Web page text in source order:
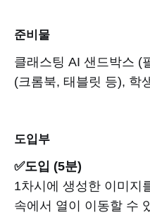
준비물
클래스팅 AI 샌드박스 (
(크롬북, 태블릿 등), 학
도입부
✅도입 (5분)
1차시에 생성한 이미지
속에서 열이 이동할 수